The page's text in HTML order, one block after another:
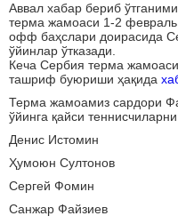
Аввал хабар бериб
терма жамоаси 1-2 февраль
офф баҳслари доирасида
ўйинлар ўтказади.
Кеча Сербия терма
ташриф буюриши ҳақида
Терма жамоамиз сардори
ўйинга қайси
Денис Истомин
Ҳумоюн Султонов
Сергей Фомин
Санжар Файзиев